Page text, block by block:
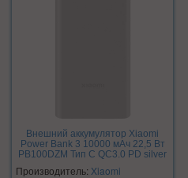
Внешний аккумулятор Xiaomi
Power Bank 3 10000 мАч 22,5 Вт
PB100DZM Тип C QC3.0 PD silver
Производитель: Xiaomi